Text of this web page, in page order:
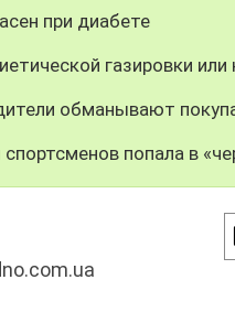
при диабете
газировки
обманывают
попала в